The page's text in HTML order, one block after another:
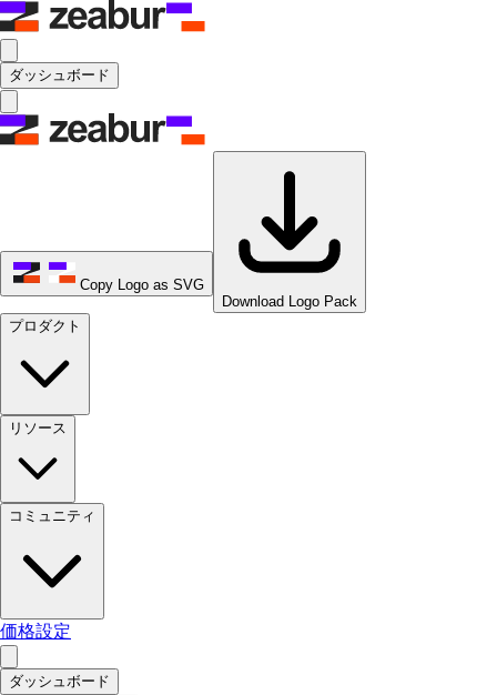
ダッシュボード
Copy Logo as SVG
Download Logo Pack
プロダクト
リソース
コミュニティ
価格設定
ダッシュボード